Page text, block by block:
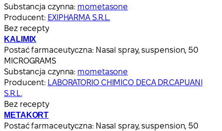
Substancja czynna: mometasone
Producent: EXIPHARMA S.R.L.
Bez recepty
KALIMIX
Postać farmaceutyczna: Nasal spray, suspension, 50
MICROGRAMS
Substancja czynna: mometasone
Producent: LABORATORIO CHIMICO DECA DR.CAPUANI
S.R.L.
Bez recepty
METAKORT
Postać farmaceutyczna: Nasal spray, suspension, 50